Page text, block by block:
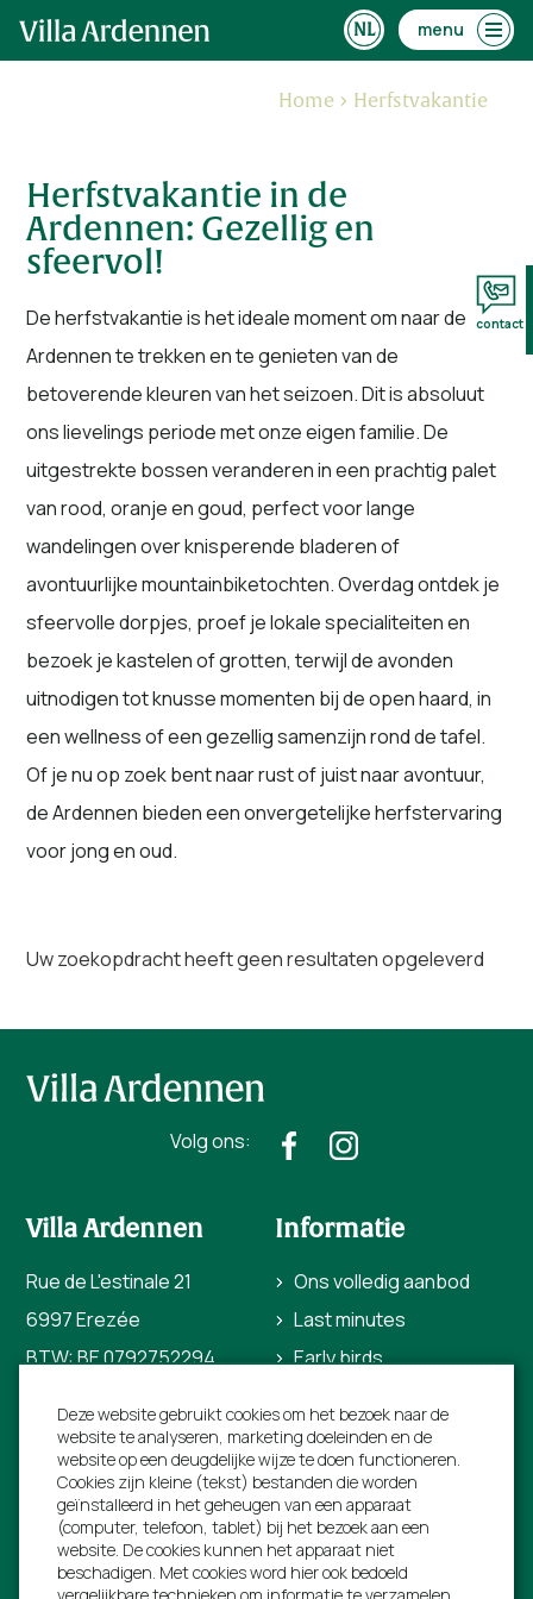
menu
Home Herfstvakantie
Herfstvakantie in de
Ardennen: Gezellig en
sfeervol!
De herfstvakantie is het ideale moment om naar de
Ardennen te trekken en te genieten van de
betoverende kleuren van het seizoen. Dit is absoluut
ons lievelings periode met onze eigen familie. De
uitgestrekte bossen veranderen in een prachtig palet
van rood, oranje en goud, perfect voor lange
wandelingen over knisperende bladeren of
avontuurlijke mountainbiketochten. Overdag ontdek je
sfeervolle dorpjes, proef je lokale specialiteiten en
bezoek je kastelen of grotten, terwijl de avonden
uitnodigen tot knusse momenten bij de open haard, in
een wellness of een gezellig samenzijn rond de tafel.
Of je nu op zoek bent naar rust of juist naar avontuur,
de Ardennen bieden een onvergetelijke herfstervaring
voor jong en oud.
Uw zoekopdracht heeft geen resultaten opgeleverd
Volg ons:
Villa Ardennen
Rue de L'estinale 21
6997 Erezée
BTW: BE 0792752294
info@villa-ardennen.nl
Informatie
Ons volledig aanbod
Last minutes
Early birds
Voor verhuurders
Over ons
Contact
contact
Deze website gebruikt cookies om het bezoek naar de
website te analyseren, marketing doeleinden en de
website op een deugdelijke wijze te doen functioneren.
Cookies zijn kleine (tekst) bestanden die worden
geïnstalleerd in het geheugen van een apparaat
(computer, telefoon, tablet) bij het bezoek aan een
website. De cookies kunnen het apparaat niet
beschadigen. Met cookies word hier ook bedoeld